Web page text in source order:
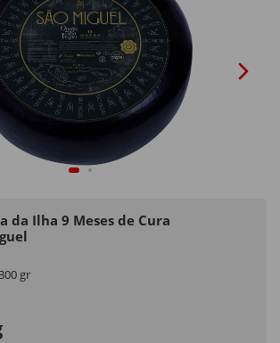
da Ilha 9 Meses de Cura
gr